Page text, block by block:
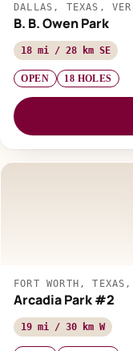
DALLAS, TEXAS,
B. B. Owen Park
18 mi / 28 km SE
OPEN 18 HOLES
FORT WORTH,
Arcadia Park #2
19 mi / 30 km W